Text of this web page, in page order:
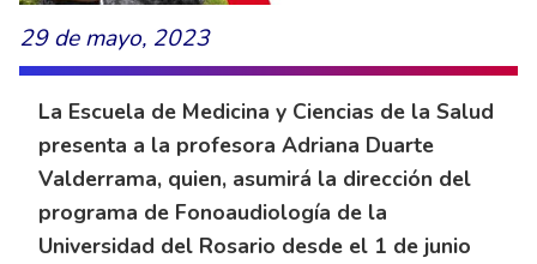
29 de mayo, 2023
La Escuela de Medicina y Ciencias de la Salud
presenta a la profesora Adriana Duarte
Valderrama, quien, asumirá la dirección del
programa de Fonoaudiología de la
Universidad del Rosario desde el 1 de junio